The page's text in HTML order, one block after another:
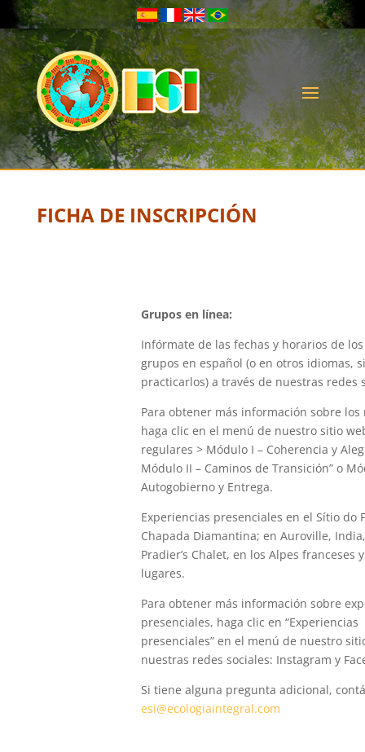
FICHA DE INSCRIPCIÓN
Grupos en línea:
Infórmate de las fechas y horarios de
grupos en español (o en otros idiomas,
practicarlos) a través de nuestras redes
Para obtener más información sobre los
haga clic en el menú de nuestro sitio
regulares > Módulo I – Coherencia y
Módulo II – Caminos de Transición” o
Autogobierno y Entrega.
Experiencias presenciales en el Sítio do
Chapada Diamantina; en Auroville,
Pradier’s Chalet, en los Alpes franceses
lugares.
Para obtener más información sobre
presenciales, haga clic en “Experiencias
presenciales” en el menú de nuestro
nuestras redes sociales: Instagram y
Si tiene alguna pregunta adicional,
esi@ecologiaintegral.com